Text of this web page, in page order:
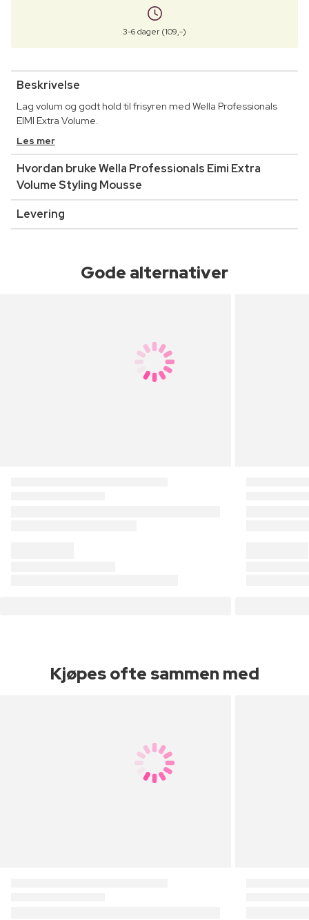
3-6 dager (109,-)
Beskrivelse
Lag volum og godt hold til frisyren med Wella Professionals
EIMI Extra Volume.
Les mer
Hvordan bruke Wella Professionals Eimi Extra
Volume Styling Mousse
Levering
Gode alternativer
Kjøpes ofte sammen med